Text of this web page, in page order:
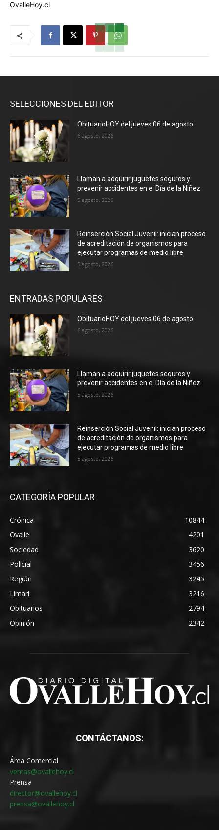
OvalleHoy.cl
SELECCIONES DEL EDITOR
ObituarioHOY del jueves 06 de agosto
6 agosto, 2026
Llaman a adquirir juguetes seguros y
prevenir accidentes en el Día de la Niñez
5 agosto, 2026
Reinserción Social Juvenil: inician proceso
de acreditación de organismos para
ejecutar programas de medio libre
5 agosto, 2026
ENTRADAS POPULARES
ObituarioHOY del jueves 06 de agosto
6 agosto, 2026
Llaman a adquirir juguetes seguros y
prevenir accidentes en el Día de la Niñez
5 agosto, 2026
Reinserción Social Juvenil: inician proceso
de acreditación de organismos para
ejecutar programas de medio libre
5 agosto, 2026
CATEGORÍA POPULAR
Crónica
10844
Ovalle
4201
Sociedad
3620
Policial
3456
Región
3245
Limarí
3216
Obituarios
2794
Opinión
2342
CONTÁCTANOS:
Área Comercial
ventas@ovallehoy.cl
Prensa
director@ovallehoy.cl
prensa@ovallehoy.cl